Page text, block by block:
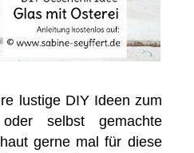
lustige DIY Ideen zum
selbst gemachte
gerne mal für diese